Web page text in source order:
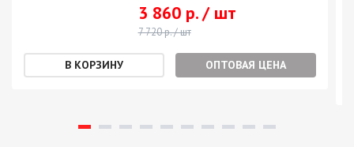
3 860 р. / шт
7 720 р. / шт
ОПТОВАЯ ЦЕНА